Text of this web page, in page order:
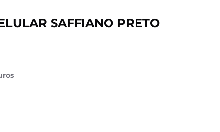
SAFFIANO PRETO